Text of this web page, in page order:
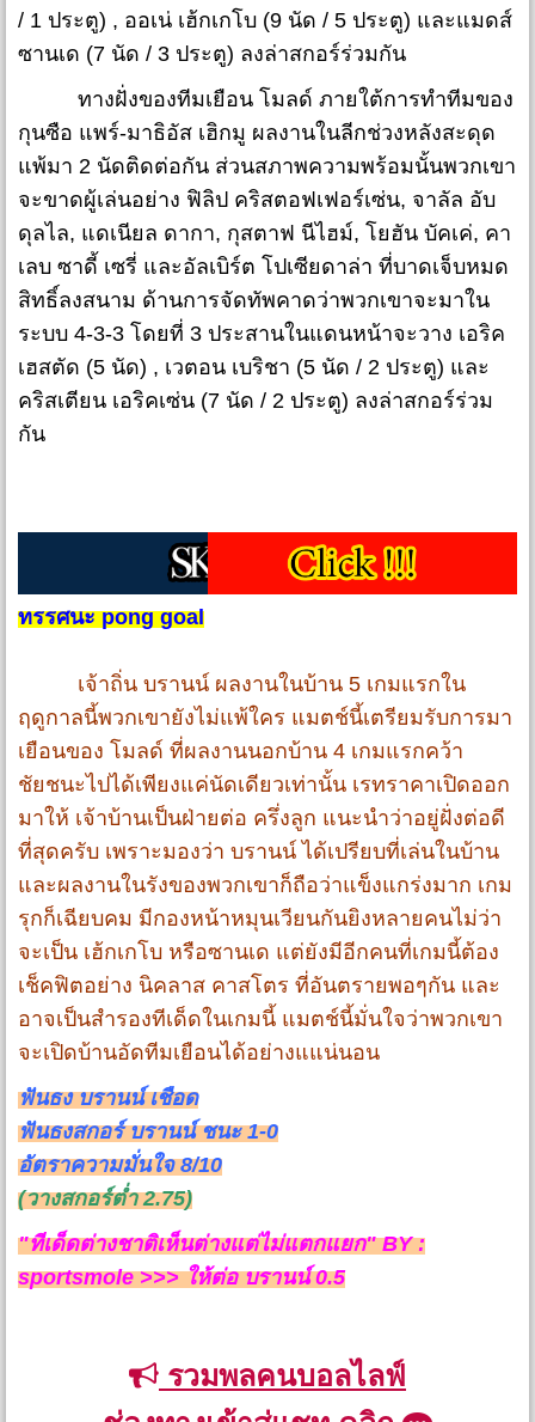
/ 1 ประตู) , ออเน่ เฮ้กเกโบ (9 นัด / 5 ประตู) และแมดส์
ซานเด (7 นัด / 3 ประตู) ลงล่าสกอร์ร่วมกัน
ทางฝั่งของทีมเยือน โมลด์ ภายใต้การทำทีมของ
กุนซือ แพร์-มาธิอัส เฮิกมู ผลงานในลีกช่วงหลังสะดุด
แพ้มา 2 นัดติดต่อกัน ส่วนสภาพความพร้อมนั้นพวกเขา
จะขาดผู้เล่นอย่าง ฟิลิป คริสตอฟเฟอร์เซ่น, จาลัล อับ
ดุลไล, แดเนียล ดากา, กุสตาฟ นีไฮม์, โยฮัน บัคเค่, คา
เลบ ซาดี้ เซรี่ และอัลเบิร์ต โปเซียดาล่า ที่บาดเจ็บหมด
สิทธิ์ลงสนาม ด้านการจัดทัพคาดว่าพวกเขาจะมาใน
ระบบ 4-3-3 โดยที่ 3 ประสานในแดนหน้าจะวาง เอริค
เฮสตัด (5 นัด) , เวตอน เบริชา (5 นัด / 2 ประตู) และ
คริสเตียน เอริคเซ่น (7 นัด / 2 ประตู) ลงล่าสกอร์ร่วม
กัน
ทรรศนะ pong goal
เจ้าถิ่น บรานน์ ผลงานในบ้าน 5 เกมแรกใน
ฤดูกาลนี้พวกเขายังไม่แพ้ใคร แมตช์นี้เตรียมรับการมา
เยือนของ โมลด์ ที่ผลงานนอกบ้าน 4 เกมแรกคว้า
ชัยชนะไปได้เพียงแค่นัดเดียวเท่านั้น เรทราคาเปิดออก
มาให้ เจ้าบ้านเป็นฝ่ายต่อ ครึ่งลูก แนะนำว่าอยู่ฝั่งต่อดี
ที่สุดครับ เพราะมองว่า บรานน์ ได้เปรียบที่เล่นในบ้าน
และผลงานในรังของพวกเขาก็ถือว่าแข็งแกร่งมาก เกม
รุกก็เฉียบคม มีกองหน้าหมุนเวียนกันยิงหลายคนไม่ว่า
จะเป็น เฮ้กเกโบ หรือซานเด แต่ยังมีอีกคนที่เกมนี้ต้อง
เช็คฟิตอย่าง นิคลาส คาสโตร ที่อันตรายพอๆกัน และ
อาจเป็นสำรองทีเด็ดในเกมนี้ แมตช์นี้มั่นใจว่าพวกเขา
จะเปิดบ้านอัดทีมเยือนได้อย่างแแน่นอน
ฟันธง บรานน์ เชือด
ฟันธงสกอร์ บรานน์ ชนะ 1-0
อัตราความมั่นใจ 8/10
(วางสกอร์ต่ำ 2.75)
"ทีเด็ดต่างชาติเห็นต่างแต่ไม่แตกแยก" BY :
sportsmole >>> ให้ต่อ บรานน์ 0.5
รวมพลคนบอลไลฟ์